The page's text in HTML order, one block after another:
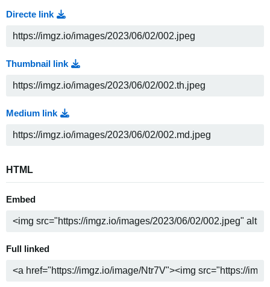
Directe link
Thumbnail link
Medium link
HTML
Embed
Full linked